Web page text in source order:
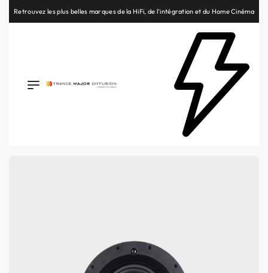
Retrouvez les plus belles marques de la HiFi, de l’intégration et du Home Cinéma